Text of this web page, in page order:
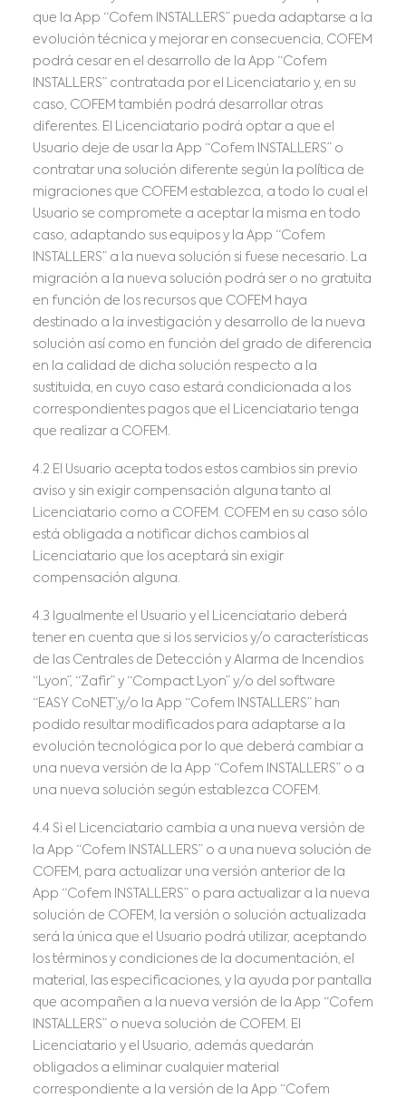
que la App “Cofem INSTALLERS” pueda adaptarse a la
evolución técnica y mejorar en consecuencia, COFEM
podrá cesar en el desarrollo de la App “Cofem
INSTALLERS” contratada por el Licenciatario y, en su
caso, COFEM también podrá desarrollar otras
diferentes. El Licenciatario podrá optar a que el
Usuario deje de usar la App “Cofem INSTALLERS” o
contratar una solución diferente según la política de
migraciones que COFEM establezca, a todo lo cual el
Usuario se compromete a aceptar la misma en todo
caso, adaptando sus equipos y la App “Cofem
INSTALLERS” a la nueva solución si fuese necesario. La
migración a la nueva solución podrá ser o no gratuita
en función de los recursos que COFEM haya
destinado a la investigación y desarrollo de la nueva
solución así como en función del grado de diferencia
en la calidad de dicha solución respecto a la
sustituida, en cuyo caso estará condicionada a los
correspondientes pagos que el Licenciatario tenga
que realizar a COFEM.
4.2 El Usuario acepta todos estos cambios sin previo
aviso y sin exigir compensación alguna tanto al
Licenciatario como a COFEM. COFEM en su caso sólo
está obligada a notificar dichos cambios al
Licenciatario que los aceptará sin exigir
compensación alguna.
4.3 Igualmente el Usuario y el Licenciatario deberá
tener en cuenta que si los servicios y/o características
de las Centrales de Detección y Alarma de Incendios
“Lyon”, “Zafir” y “Compact Lyon” y/o del software
“EASY CoNET”,y/o la App “Cofem INSTALLERS” han
podido resultar modificados para adaptarse a la
evolución tecnológica por lo que deberá cambiar a
una nueva versión de la App “Cofem INSTALLERS” o a
una nueva solución según establezca COFEM.
4.4 Si el Licenciatario cambia a una nueva versión de
la App “Cofem INSTALLERS” o a una nueva solución de
COFEM, para actualizar una versión anterior de la
App “Cofem INSTALLERS” o para actualizar a la nueva
solución de COFEM, la versión o solución actualizada
será la única que el Usuario podrá utilizar, aceptando
los términos y condiciones de la documentación, el
material, las especificaciones, y la ayuda por pantalla
que acompañen a la nueva versión de la App “Cofem
INSTALLERS” o nueva solución de COFEM. El
Licenciatario y el Usuario, además quedarán
obligados a eliminar cualquier material
correspondiente a la versión de la App “Cofem